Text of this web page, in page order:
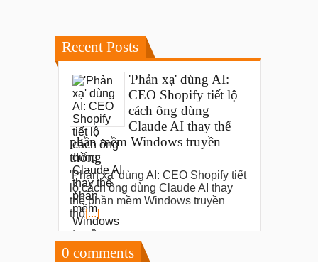
Recent Posts
'Phản xạ' dùng AI:
CEO Shopify tiết lộ
cách ông dùng
Claude AI thay thế
phần mềm Windows truyền
thống
'Phản xạ' dùng AI: CEO Shopify tiết
lộ cách ông dùng Claude AI thay
thế phần mềm Windows truyền
thố[...]
0 comments